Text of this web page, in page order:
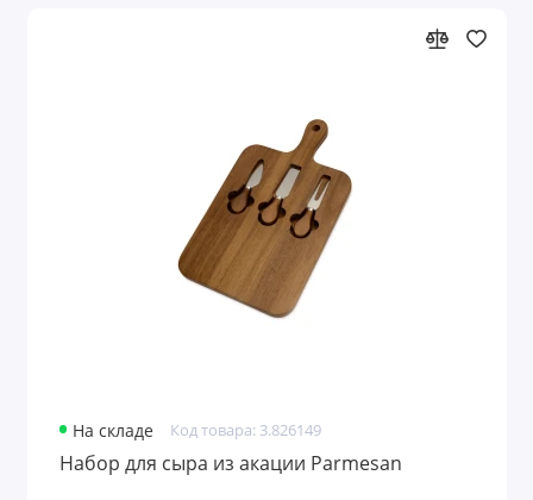
Чашки, кружки, стаканы
На складе Код товара: 3.826149
Набор для сыра из акации Parmesan